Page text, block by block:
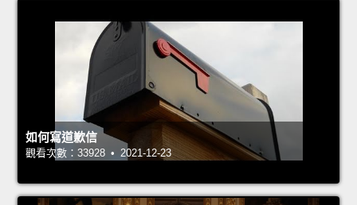
如何寫道歉信
觀看次數：33928 • 2021-12-23